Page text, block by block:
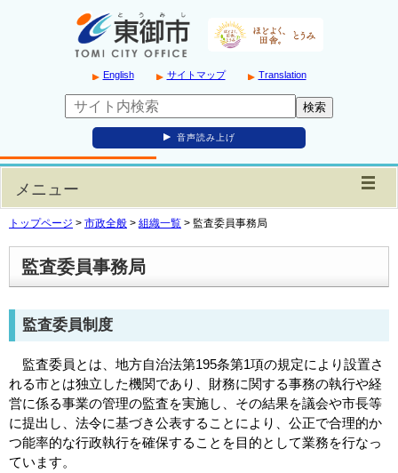
English サイトマップ Translation
音声読み上げ
メニュー
トップページ > 市政全般 > 組織一覧 > 監査委員事務局
監査委員事務局
監査委員制度
監査委員とは、地方自治法第195条第1項の規定により設置さ
れる市とは独立した機関であり、財務に関する事務の執行や経
営に係る事業の管理の監査を実施し、その結果を議会や市長等
に提出し、法令に基づき公表することにより、公正で合理的か
つ能率的な行政執行を確保することを目的として業務を行なっ
ています。